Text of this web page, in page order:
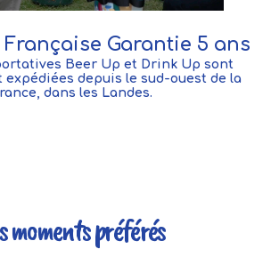
Garantie 5 ans
Beer Up et Drink Up sont
expédiées depuis le sud-ouest de la
dans les Landes.
moments préférés